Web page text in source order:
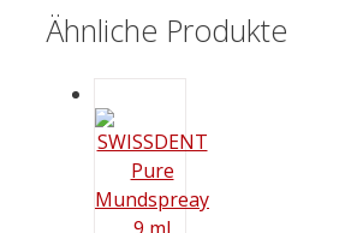
Ähnliche Produkte